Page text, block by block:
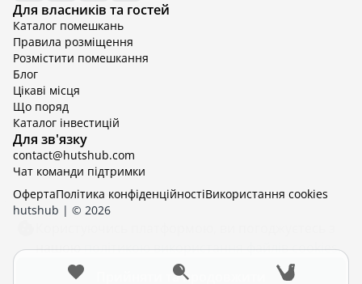
Для власників та гостей
Каталог помешкань
Правила розміщення
Розмістити помешкання
Блог
Цікаві місця
Що поряд
Каталог інвестицій
Для зв'язку
contact@hutshub.com
Чат команди підтримки
hutshub | © 2026
ОфертаПолітика конфіденційностіBикористання cookies
нашоюполітикою використання файлів cookies.
Прийняти та продовжити